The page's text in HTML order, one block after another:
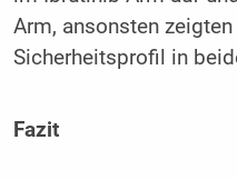
Arm, ansonsten
Sicherheitsprofil in
Fazit